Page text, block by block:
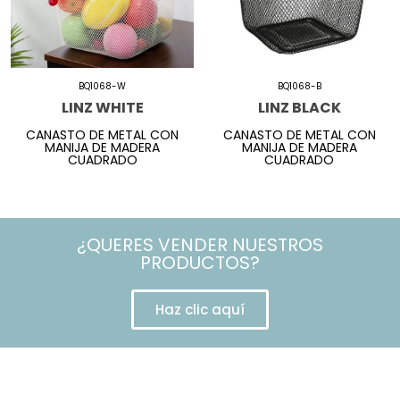
BQ1068-W
LINZ WHITE
CANASTO DE METAL CON
MANIJA DE MADERA
CUADRADO
BQ1068-B
LINZ BLACK
CANASTO DE METAL CON
MANIJA DE MADERA
CUADRADO
¿QUERES VENDER NUESTROS
PRODUCTOS?
Haz clic aquí